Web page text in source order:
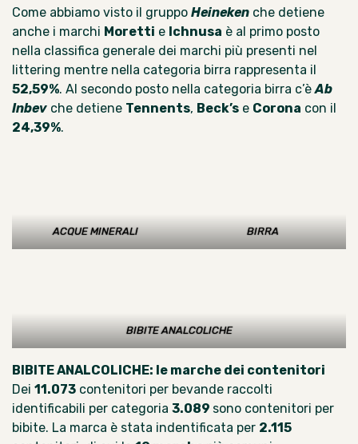
Come abbiamo visto il gruppo Heineken che detiene
anche i marchi Moretti e Ichnusa è al primo posto
nella classifica generale dei marchi più presenti nel
littering mentre nella categoria birra rappresenta il
52,59%. Al secondo posto nella categoria birra c’èAb
Inbev che detiene Tennents, Beck’s e Corona con il
24,39%.
ACQUE MINERALI BIRRA
BIBITE ANALCOLICHE
BIBITE ANALCOLICHE: le marche dei contenitori
Dei 11.073 contenitori per bevande raccolti
identificabili per categoria 3.089 sono contenitori per
bibite. La marca è stata indentificata per 2.115